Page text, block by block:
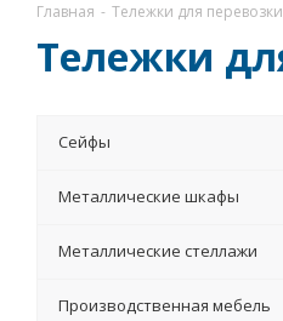
Главная - Тележки для
Тележки
Сейфы
Металлические шкафы
Металлические стеллажи
Производственная мебель